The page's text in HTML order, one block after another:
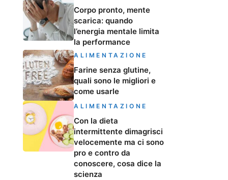
Corpo pronto, mente
scarica: quando
l’energia mentale limita
la performance
ALIMENTAZIONE
Farine senza glutine,
quali sono le migliori e
come usarle
ALIMENTAZIONE
Con la dieta
intermittente dimagrisci
velocemente ma ci sono
pro e contro da
conoscere, cosa dice la
scienza